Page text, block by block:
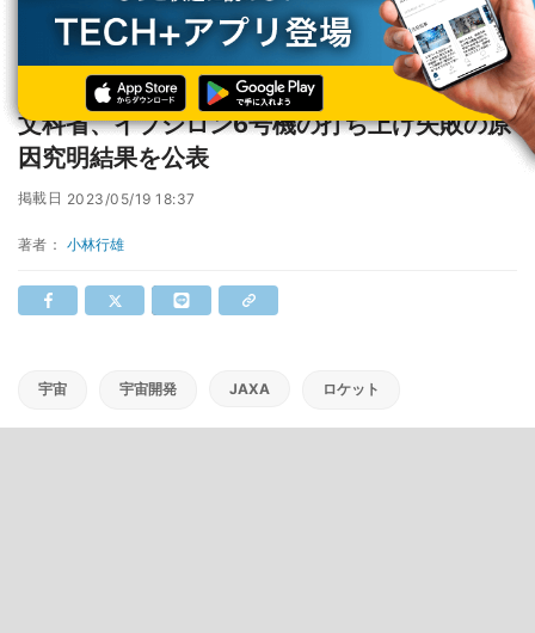
TECH+ テクノロジー
宇宙・航空
文科省、イプシロン6号機の打ち上げ失敗の原因究明結果を公表
文科省、イプシロン6号機の打ち上げ失敗の原
因究明結果を公表
掲載日 2023/05/19 18:37
著者： 小林行雄
宇宙 宇宙開発 JAXA ロケット